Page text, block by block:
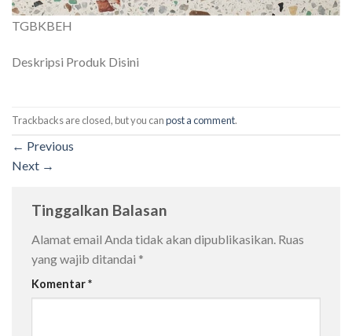
TGBKBEH
Deskripsi Produk Disini
Trackbacks are closed, but you canpost a comment.
← Previous
Next →
Tinggalkan Balasan
Alamat email Anda tidak akan dipublikasikan. Ruas
yang wajib ditandai *
Komentar*